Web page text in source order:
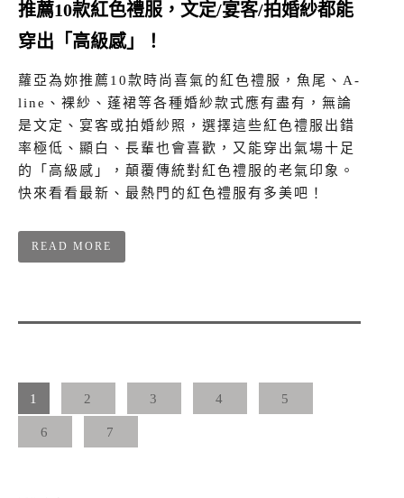
推薦10款紅色禮服，文定/宴客/拍婚紗都能
穿出「高級感」！
蘿亞為妳推薦10款時尚喜氣的紅色禮服，魚尾、A-
line、裸紗、蓬裙等各種婚紗款式應有盡有，無論
是文定、宴客或拍婚紗照，選擇這些紅色禮服出錯
率極低、顯白、長輩也會喜歡，又能穿出氣場十足
的「高級感」，顛覆傳統對紅色禮服的老氣印象。
快來看看最新、最熱門的紅色禮服有多美吧！
READ MORE
1 2 3 4 5
6 7